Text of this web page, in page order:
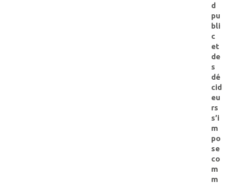
d
pu
bli
c
et
de
s
dé
cid
eu
rs
s’i
m
po
se
co
m
m